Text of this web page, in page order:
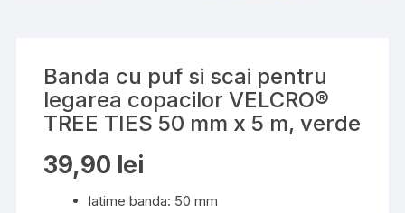
Banda cu puf si scai pentru
legarea copacilor VELCRO®
TREE TIES 50 mm x 5 m, verde
39,90 lei
latime banda: 50 mm